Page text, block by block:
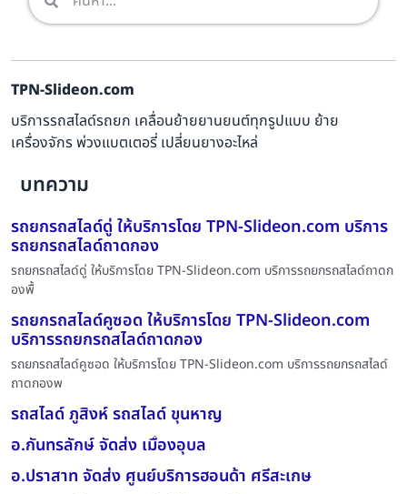
TPN-Slideon.com
บริการรถสไลด์รถยก เคลื่อนย้ายยานยนต์ทุกรูปแบบ ย้าย
เครื่องจักร พ่วงแบตเตอรี่ เปลี่ยนยางอะไหล่
บทความ
รถยกรถสไลด์ดู่ ให้บริการโดย TPN-Slideon.com บริการ
รถยกรถสไลด์ถาดกอง
รถยกรถสไลด์ดู่ ให้บริการโดย TPN-Slideon.com บริการรถยกรถสไลด์ถาดก
องพื้
รถยกรถสไลด์คูซอด ให้บริการโดย TPN-Slideon.com
บริการรถยกรถสไลด์ถาดกอง
รถยกรถสไลด์คูซอด ให้บริการโดย TPN-Slideon.com บริการรถยกรถสไลด์
ถาดกองพ
รถสไลด์ ภูสิงห์ รถสไลด์ ขุนหาญ
อ.กันทรลักษ์ จัดส่ง เมื่องอุบล
อ.ปราสาท จัดส่ง ศูนย์บริการฮอนด้า ศรีสะเกษ